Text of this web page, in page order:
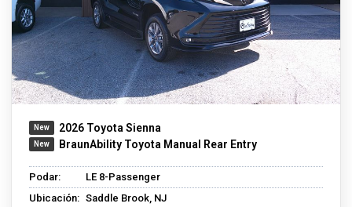
2026 Toyota Sienna
BraunAbility Toyota Manual Rear Entry
Podar:
LE 8-Passenger
Ubicación: Saddle Brook, NJ